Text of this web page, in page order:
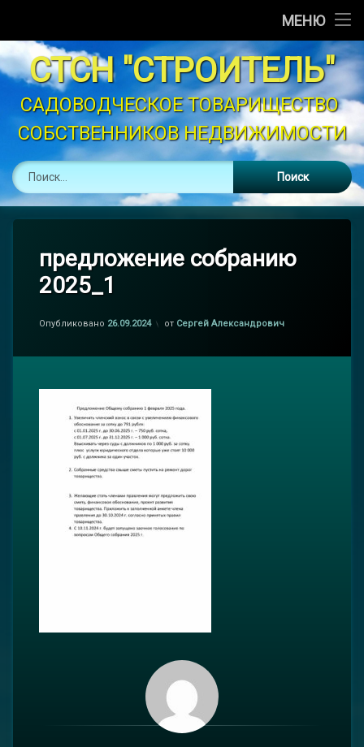
МЕНЮ
Новости
Объявления
График Полива
Устав
Законодательство
Перейти
к
содержимому
СТСН "СТРОИТЕЛЬ"
САДОВОДЧЕСКОЕ ТОВАРИЩЕСТВО
СОБСТВЕННИКОВ НЕДВИЖИМОСТИ
предложение собранию
2025_1
Опубликовано 26.09.2024 от Сергей Александрович